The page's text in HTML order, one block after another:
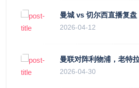
2026-04-12
2026-04-30